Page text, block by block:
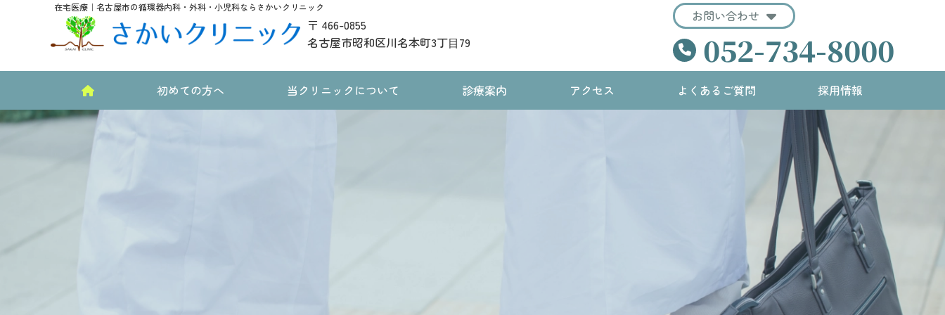
在宅医療｜名古屋市の循環器内科・外科・小児科ならさかいクリニック
〒 466-0855
名古屋市昭和区川名本町3丁⽬79
お問い合わせ
052-734-8000
初めての方へ 当クリニックについて 診療案内 アクセス よくあるご質問 採用情報